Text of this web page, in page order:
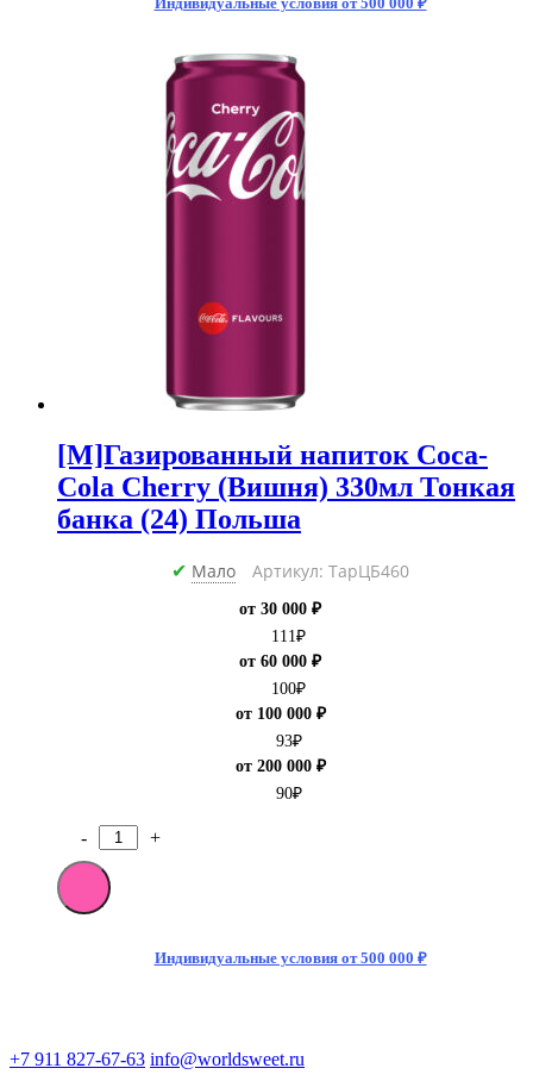
[M]Газированный напиток Coca-
Cola Cherry (Вишня) 330мл Тонкая
банка (24) Польша
✔ Мало Артикул: ТарЦБ460
от 30 000 ₽
111 ₽
от 60 000 ₽
100₽
от 100 000 ₽
93₽
от 200 000 ₽
90₽
Количество
товара
[M]Газированный
напиток
банка
- +
Индивидуальные условия от 500 000 ₽
+7 911 827-67-63 info@worldsweet.ru